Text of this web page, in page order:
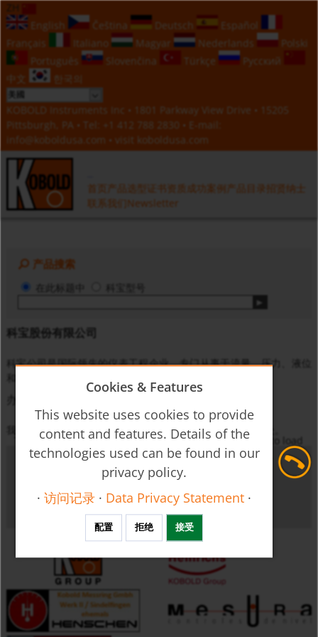
English
Čeština Deutsch
Español
Français
Italiano Magyar Nederlands
Polski
Português
Slovenčina Türkçe
Русский
中文
한국의
KOBOLD Instruments Inc • 1801 Parkway View Drive • 15205
Pittsburgh, PA • Tel:
+1 412 788 2830 • E-mail:
info@koboldusa.com • visit koboldusa.com
首页 产品选型 证书资质 成功案例 产品目录 招贤纳士
联系我们 Newsletter
产品搜索
在此标题中 科宝型号
科宝股份有限公司
科宝公司是国际领先的仪表工程企业，专门从事于流量、压力、液位
和温度等物理量的监控、测量与调节。
我们在世界各地都有办事机构，您可以找到离您最近的办事处。
Consent required
To enable this module we kindly ask for your consent to load
external resources from Google services (maps).
启用并重新加载 Cookie 和功能
Cookies & Features
This website uses cookies to provide
content and features. Details of the
technologies used can be found in our
privacy policy.
·访问记录 · Data Privacy Statement ·
配置 拒绝 接受